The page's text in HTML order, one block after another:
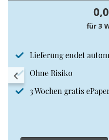
für 3
Lieferung endet
Ohne Risiko
3 Wochen gratis